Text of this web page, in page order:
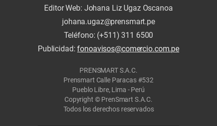
Editor Web: Johana Liz Ugaz Oscanoa
johana.ugaz@prensmart.pe
Teléfono: (+511) 311 6500
Publicidad:fonoavisos@comercio.com.pe
PRENSMART S.A.C.
Prensmart Calle Paracas #532
Pueblo Libre, Lima - Perú
Copyright © PrenSmart S.A.C.
Todos los derechos reservados